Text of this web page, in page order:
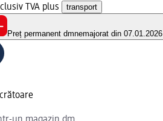
TVA plus transport
Preț permanent dmnemajorat din 07.01.2026